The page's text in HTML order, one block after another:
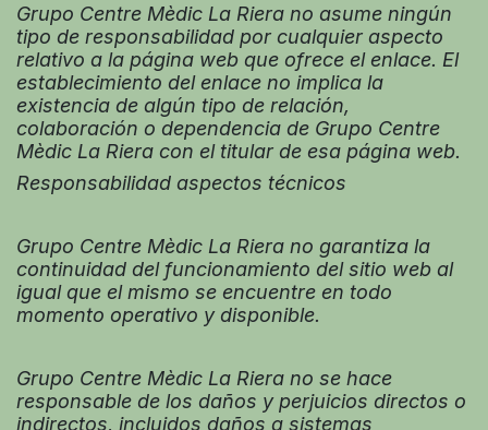
Grupo Centre Mèdic La Riera no asume ningún
tipo de responsabilidad por cualquier aspecto
relativo a la página web que ofrece el enlace. El
establecimiento del enlace no implica la
existencia de algún tipo de relación,
colaboración o dependencia de Grupo Centre
Mèdic La Riera con el titular de esa página web.
Responsabilidad aspectos técnicos
Grupo Centre Mèdic La Riera no garantiza la
continuidad del funcionamiento del sitio web al
igual que el mismo se encuentre en todo
momento operativo y disponible.
Grupo Centre Mèdic La Riera no se hace
responsable de los daños y perjuicios directos o
indirectos, incluidos daños a sistemas